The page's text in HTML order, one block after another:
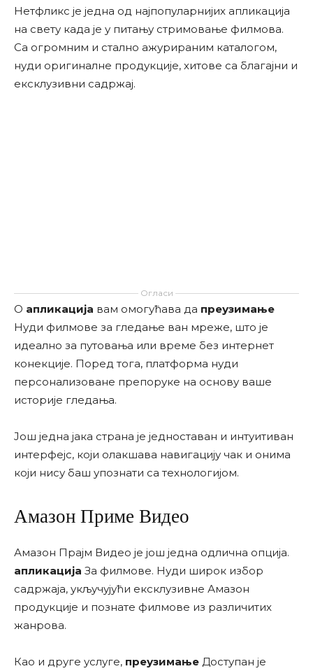
Нетфликс је једна од најпопуларнијих апликација
на свету када је у питању стримовање филмова.
Са огромним и стално ажурираним каталогом,
нуди оригиналне продукције, хитове са благајни и
ексклузивни садржај.
Огласи
О апликација вам омогућава да преузимање
Нуди филмове за гледање ван мреже, што је
идеално за путовања или време без интернет
конекције. Поред тога, платформа нуди
персонализоване препоруке на основу ваше
историје гледања.
Још једна јака страна је једноставан и интуитиван
интерфејс, који олакшава навигацију чак и онима
који нису баш упознати са технологијом.
Амазон Приме Видео
Амазон Прајм Видео је још једна одлична опција.
апликација За филмове. Нуди широк избор
садржаја, укључујући ексклузивне Амазон
продукције и познате филмове из различитих
жанрова.
Као и друге услуге, преузимање Доступан је